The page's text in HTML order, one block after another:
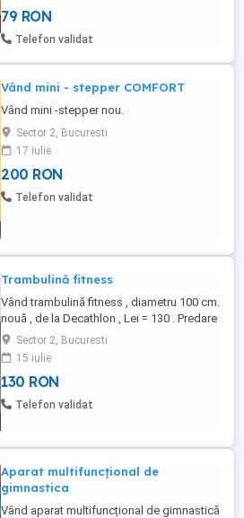
79 RON
Telefon validat
Vând mini - stepper COMFORT
Vând mini -stepper nou.
Sector 2, Bucuresti
17 iulie
200 RON
Telefon validat
Trambulină fitness
Vând trambulină fitness , diametru 100 cm.
nouă , de la Decathlon , Lei = 130 . Predare
personală în București .
Sector 2, Bucuresti
15 iulie
130 RON
Telefon validat
Aparat multifuncțional de
gimnastica
Vând aparat multifuncțional de gimnastică